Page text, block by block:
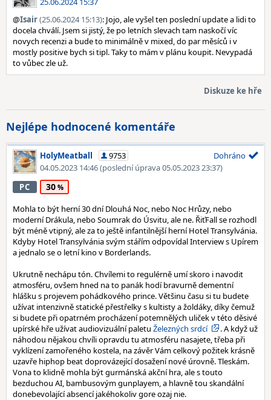
@Isair(25.06.2024 15:13): Jojo, ale vyšel ten poslední update a lidi to
docela chválí. Jsem si jistý, že po letních slevach tam naskočí víc
novych recenzi a bude to minimálně v mixed, do par měsíců i v
mostly positive bych si tipl. Taky to mám v plánu koupit. Nevypadá
to vůbec zle už.
Diskuze ke hře
Nejlépe hodnocené komentáře
HolyMeatball
9753
04.05.2023 14:46(poslední úprava 05.05.2023 23:37)
Dohráno
PC 30
Mohla to být herní 30 dní Dlouhá Noc, nebo Noc Hrůzy, nebo
moderní Drákula, nebo Soumrak do Úsvitu, ale ne. ŘiťFall se rozhodl
být méně vtipný, ale za to ještě infantilnější herní Hotel Transylvánia.
Kdyby Hotel Transylvánia svým stářím odpovídal Interview s Upírem
a jednalo se o letní kino v Borderlands.
Ukrutně nechápu tón. Chvílemi to regulérně umí skoro i navodit
atmosféru, ovšem hned na to panák hodí bravurně dementní
hlášku s projevem pohádkového prince. Většinu času si tu budete
užívat intenzivně statické přestřelky s kultisty a žoldáky, díky čemuž
si budete při opatrném procházení potemnělých uliček v této děsivé
upírské hře užívat audiovizuální paletu Železných srdcí
. A když už
náhodou nějakou chvíli opravdu tu atmosféru nasajete, třeba při
vyklízení zamořeného kostela, na závěr Vám celkový požitek krásně
uzavře hiphop beat doprovázející dosažení nové úrovně. Tleskám.
Vona to klidně mohla být gurmánská akční hra, ale s touto
bezduchou AI, bambusovým gunplayem, a hlavně tou skandální
donebevolající absencí jakéhokoliv gore ozaj nie.